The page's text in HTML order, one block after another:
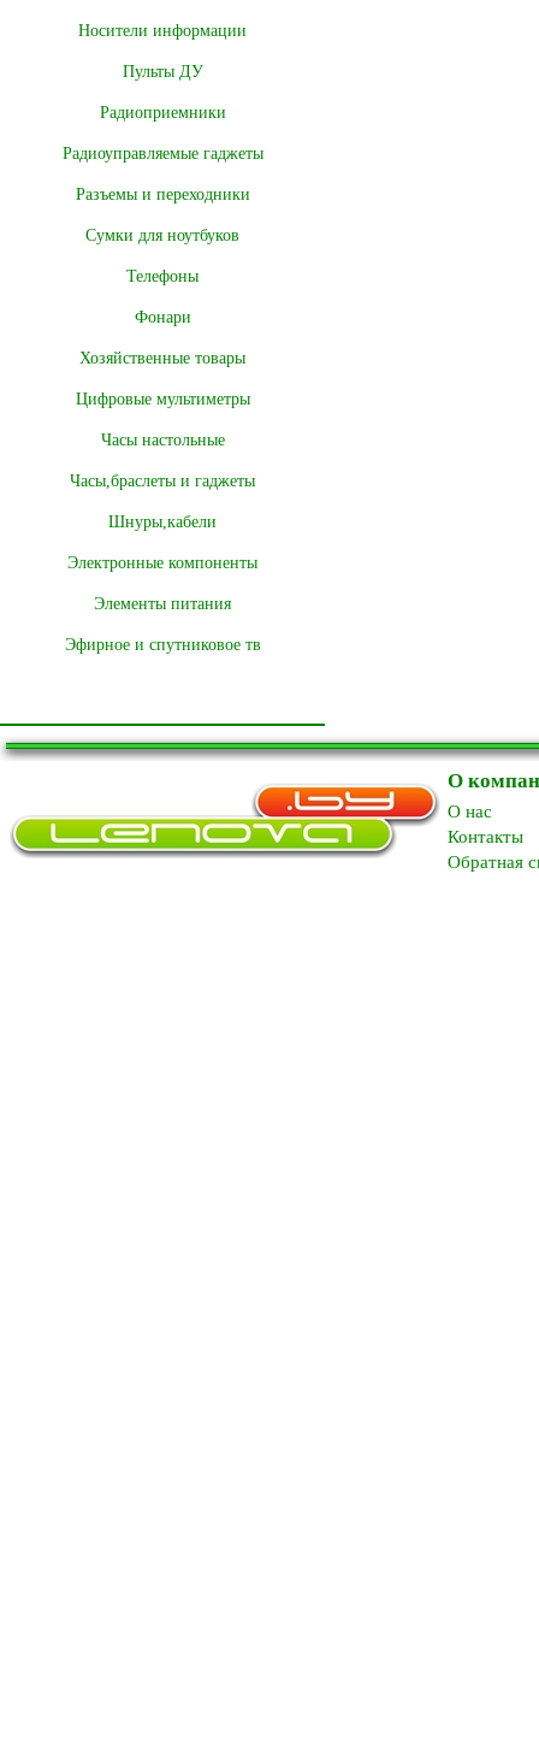
Носители информации
Пульты ДУ
Радиоприемники
Радиоуправляемые гаджеты
Разъемы и переходники
Сумки для ноутбуков
Телефоны
Фонари
Хозяйственные товары
Цифровые мультиметры
Часы настольные
Часы,браслеты и гаджеты
Шнуры,кабели
Электронные компоненты
Элементы питания
Эфирное и спутниковое тв
О
O нас
Контакты
Обратная